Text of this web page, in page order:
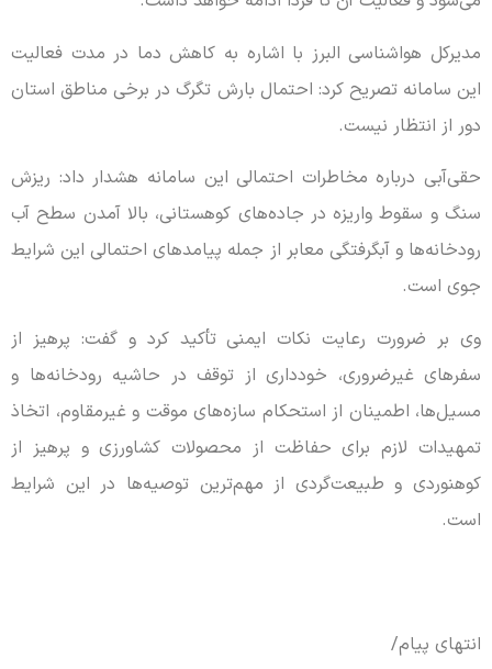
مدیرکل هواشناسی البرز با اشاره به کاهش دما در مدت فعالیت
این سامانه تصریح کرد: احتمال بارش تگرگ در برخی مناطق استان
دور از انتظار نیست.
حقی‌آبی درباره مخاطرات احتمالی این سامانه هشدار داد: ریزش
سنگ و سقوط واریزه در جاده‌های کوهستانی، بالا آمدن سطح آب
رودخانه‌ها و آبگرفتگی معابر از جمله پیامدهای احتمالی این شرایط
جوی است.
وی بر ضرورت رعایت نکات ایمنی تأکید کرد و گفت: پرهیز از
سفرهای غیرضروری، خودداری از توقف در حاشیه رودخانه‌ها و
مسیل‌ها، اطمینان از استحکام سازه‌های موقت و غیرمقاوم، اتخاذ
تمهیدات لازم برای حفاظت از محصولات کشاورزی و پرهیز از
کوهنوردی و طبیعت‌گردی از مهم‌ترین توصیه‌ها در این شرایط
است.
انتهای پیام/